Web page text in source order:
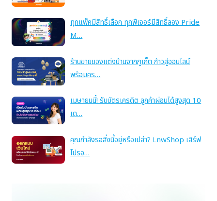
ทุกแพ็คมีสิทธิ์เลือก ทุกฟีเจอร์มีสิทธิ์ลอง Pride
M…
ร้านขายของแต่งบ้านจากภูเก็ต ก้าวสู่ออนไลน์
พร้อมคร…
เมษายนนี้! รับบัตรเครดิต ลูกค้าผ่อนได้สูงสุด 10
เด…
คุณกำลังรอสิ่งนี้อยู่หรือเปล่า? LnwShop เสิร์ฟ
โปรอ…